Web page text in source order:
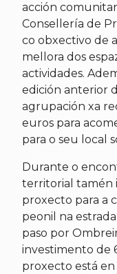
acción
Consellería de
co obxectivo de
mellora dos
actividades.
edición anterior
agrupación xa
euros para
para o seu local
Durante o
territorial tamén
proxecto para a
peonil na
paso por
investimento de
proxecto está